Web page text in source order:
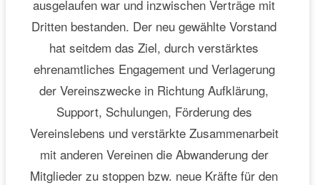
ausgelaufen war und inzwischen Verträge mit
Dritten bestanden. Der neu gewählte Vorstand
hat seitdem das Ziel, durch verstärktes
ehrenamtliches Engagement und Verlagerung
der Vereinszwecke in Richtung Aufklärung,
Support, Schulungen, Förderung des
Vereinslebens und verstärkte Zusammenarbeit
mit anderen Vereinen die Abwanderung der
Mitglieder zu stoppen bzw. neue Kräfte für den